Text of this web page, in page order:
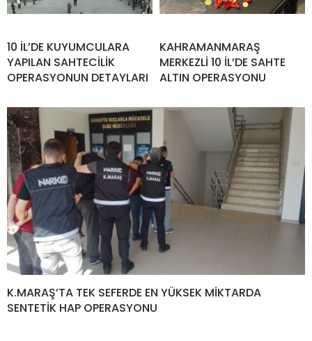
10 İL’DE KUYUMCULARA
YAPILAN SAHTECİLİK
OPERASYONUN DETAYLARI
KAHRAMANMARAŞ
MERKEZLİ 10 İL’DE SAHTE
ALTIN OPERASYONU
K.MARAŞ’TA TEK SEFERDE EN YÜKSEK MİKTARDA
SENTETİK HAP OPERASYONU